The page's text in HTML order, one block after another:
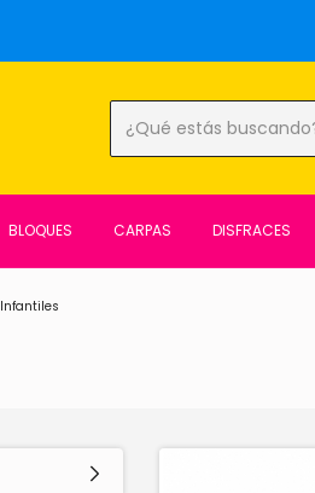
BLOQUES CARPAS DISFRACES
Infantiles